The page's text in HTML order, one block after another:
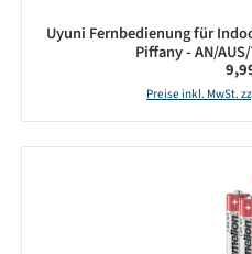
Uyuni Fernbedienung für
Piffany - AN/
Preise inkl. MwSt.